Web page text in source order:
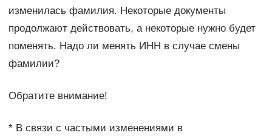
изменилась фамилия. Некоторые документы
продолжают действовать, а некоторые нужно будет
поменять. Надо ли менять ИНН в случае смены
фамилии?
Обратите внимание!
* В связи с частыми изменениями в